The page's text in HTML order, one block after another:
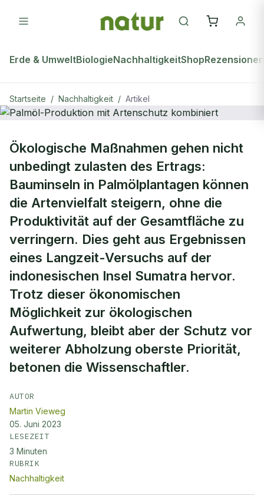
Erde & UmweltBiologieNachhaltigkeitShopRezensionen
Startseite / Nachhaltigkeit / Artikel
NACHHALTIGKEIT
Palmöl-Produktion mit Artenschutz
kombiniert
Ökologische Maßnahmen gehen nicht
unbedingt zulasten des Ertrags:
Bauminseln in Palmölplantagen können
die Artenvielfalt steigern, ohne die
Produktivität auf der Gesamtfläche zu
verringern. Dies geht aus Ergebnissen
eines Langzeit-Versuchs auf der
indonesischen Insel Sumatra hervor.
Trotz dieser ökonomischen
Möglichkeit zur ökologischen
Aufwertung, bleibt aber der Schutz vor
weiterer Abholzung oberste Priorität,
betonen die Wissenschaftler.
AUTOR
Martin Vieweg
05. Juni 2023
LESEZEIT
3 Minuten
RUBRIK
Nachhaltigkeit